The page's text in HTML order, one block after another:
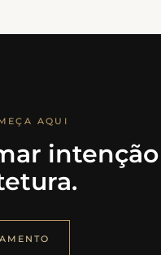
AQUI
intenção